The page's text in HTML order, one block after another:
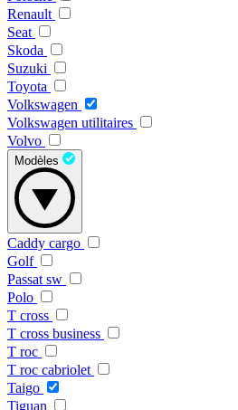
Renault
Seat
Skoda
Suzuki
Toyota
Volkswagen
Volkswagen utilitaires
Volvo
Modèles
Caddy cargo
Golf
Passat sw
Polo
T cross
T cross business
T roc
T roc cabriolet
Taigo
Tiguan